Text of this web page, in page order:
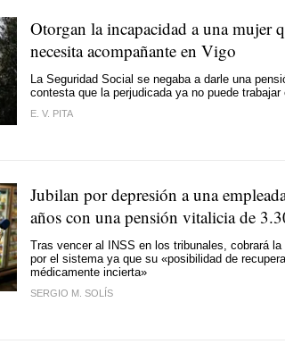
Otorgan la incapacidad a una mujer
necesita acompañante en Vigo
La Seguridad Social se negaba a darle una
contesta que la perjudicada ya no puede trabajar
E. V. PITA
Jubilan por depresión a una
años con una pensión vitalicia de
Tras vencer al INSS en los tribunales, cobrará
por el sistema ya que su «posibilidad de
médicamente incierta»
SERGIO M. SOLÍS